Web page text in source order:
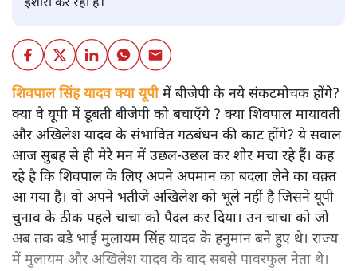
इशारा कर रहा है।
शिवपाल सिंह यादव क्या यूपीमें बीजेपी के नये संकटमोचक होंगे?
क्या वे यूपी में डूबती बीजेपी को बचाएँगे ? क्या शिवपाल मायावती
और अखिलेश यादव के संभावित गठबंधन की काट होंगे? ये सवाल
आज सुबह से ही मेरे मन में उछल-उछल कर शोर मचा रहे हैं। कह
रहे है कि शिवपाल के लिए अपने अपमान का बदला लेने का वक़्त
आ गया है। वो अपने भतीजे अखिलेश को भूले नहीं है जिसने यूपी
चुनाव के ठीक पहले चाचा को पैदल कर दिया। उन चाचा को जो
अब तक बडे भाई मुलायम सिंह यादव के हनुमान बने हुए थे। राज्य
में मुलायम और अखिलेश यादव के बाद सबसे पावरफुल नेता थे।